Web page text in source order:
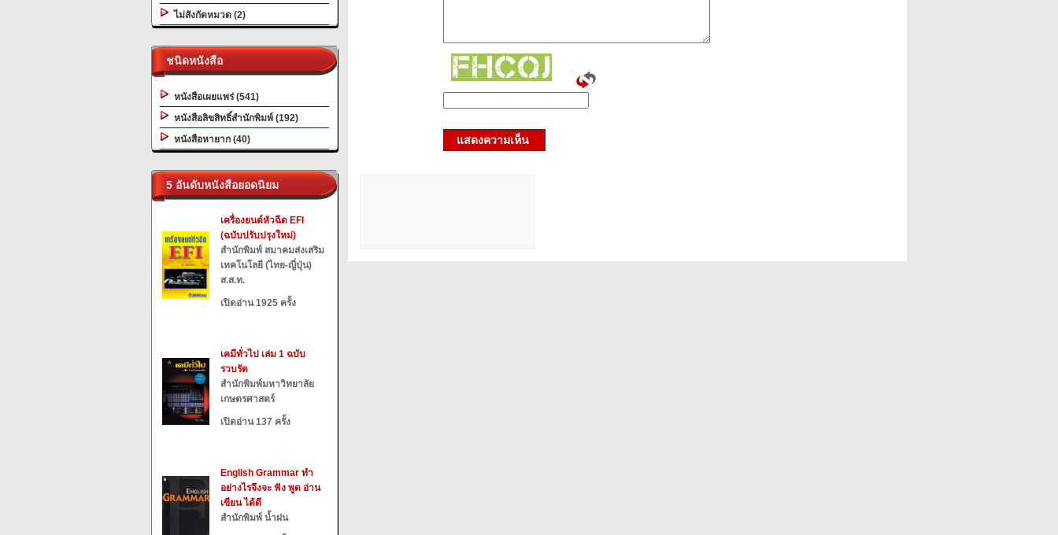
ไม่สังกัดหมวด (2)
ชนิดหนังสือ
หนังสือเผยแพร่ (541)
หนังสือลิขสิทธิ์สำนักพิมพ์ (192)
หนังสือหายาก (40)
5 อันดับหนังสือยอดนิยม
เครื่องยนต์หัวฉีด EFI
(ฉบับปรับปรุงใหม่)
สำนักพิมพ์ สมาคมส่งเสริม
เทคโนโลยี (ไทย-ญี่ปุ่น)
ส.ส.ท.
เปิดอ่าน 1925 ครั้ง
เคมีทั่วไป เล่ม 1 ฉบับ
รวบรัด
สำนักพิมพ์มหาวิทยาลัย
เกษตรศาสตร์
เปิดอ่าน 137 ครั้ง
English Grammar ทำ
อย่างไรจึงจะ ฟัง พูด อ่าน
เขียน ได้ดี
สำนักพิมพ์ น้ำฝน
แสดงความเห็น